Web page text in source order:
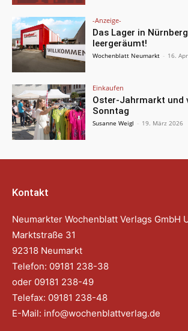
-Anzeige-
Das Lager in
leergeräumt!
Wochenblatt Neumarkt - 16.
Einkaufen
Oster-Jahrmarkt und
Sonntag
Susanne Weigl - 19. März 2026
Kontakt
Neumarkter Wochenblatt Verlags GmbH
Marktstraße 31
92318 Neumarkt
Telefon: 09181 238-38
oder 09181 238-49
Telefax: 09181 238-48
E-Mail: info@wochenblattverlag.de